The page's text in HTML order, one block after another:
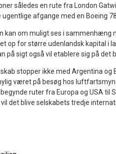
således en rute fra London
afgange med en Boeing
kan om muligt ses i sammenhæng
op for større udenlandsk kapital i
på sigt også vil etablere sig på det
stopper ikke med Argentina
været på besøg hos
ruter fra Europa og USA til
det blive selskabets tredje